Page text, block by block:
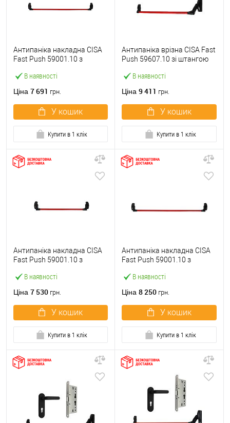
В наявності
Антипаніка накладна CISA
Fast Push 59001.10 з
мм червона
Ціна 7 691 грн.
У кошик
Купити в 1 клік
В наявності
Антипаніка врізна CISA Fast
Push 59607.10 зі штангою
Ціна 9 411 грн.
У кошик
Купити в 1 клік
В наявності
Антипаніка накладна CISA
Fast Push 59001.10 з
червона
Ціна 7 530 грн.
У кошик
Купити в 1 клік
В наявності
Антипаніка накладна CISA
Fast Push 59001.10 з
мм червона
Ціна 8 250 грн.
У кошик
Купити в 1 клік